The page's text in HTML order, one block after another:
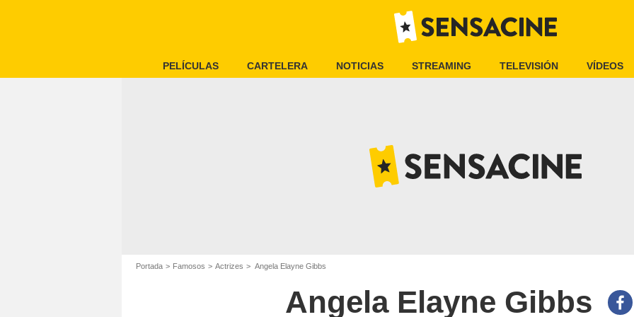
PELÍCULAS CARTELERA NOTICIAS STREAMING TELEVISIÓN VÍDEOS
Portada Famosos Actrizes Angela Elayne Gibbs
Angela Elayne Gibbs